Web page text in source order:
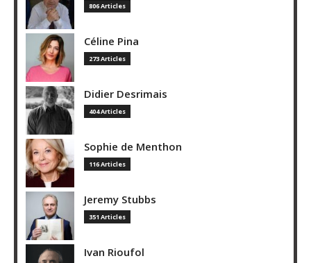
806 Articles
Céline Pina
273 Articles
Didier Desrimais
404 Articles
Sophie de Menthon
116 Articles
Jeremy Stubbs
351 Articles
Ivan Rioufol